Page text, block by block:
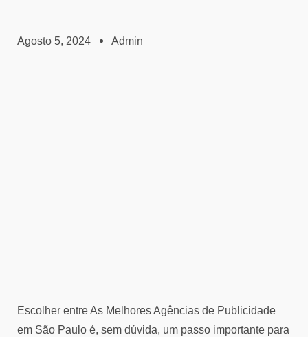
Agosto 5, 2024 Admin
Escolher entre As Melhores Agências de Publicidade
em São Paulo é, sem dúvida, um passo importante para